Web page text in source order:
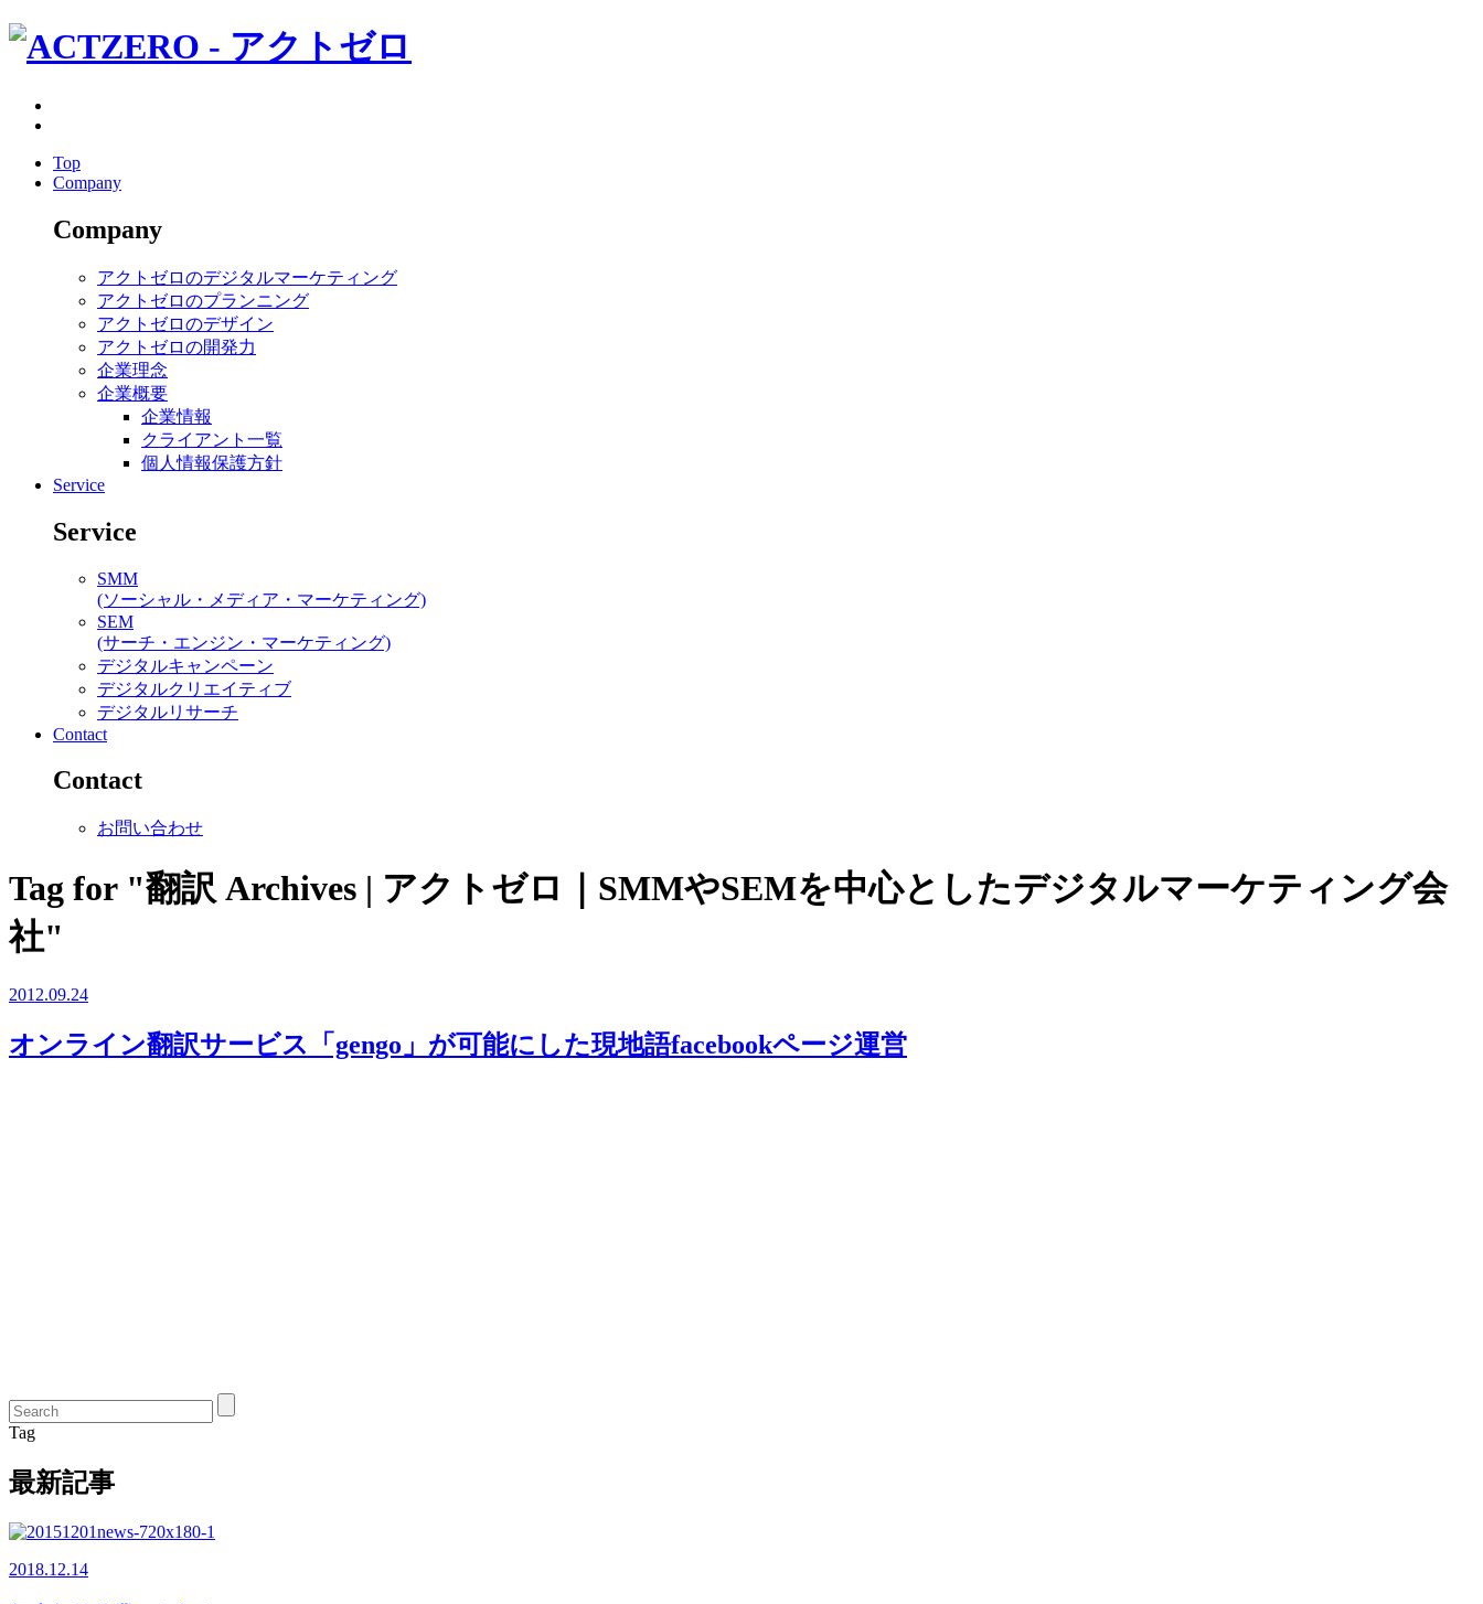
Top
Company
Company
アクトゼロのデジタルマーケティング
アクトゼロのプランニング
アクトゼロのデザイン
アクトゼロの開発力
企業理念
企業概要
企業情報
クライアント一覧
個人情報保護方針
Service
Service
SMM
(ソーシャル・メディア・マーケティング)
SEM
(サーチ・エンジン・マーケティング)
デジタルキャンペーン
デジタルクリエイティブ
デジタルリサーチ
Contact
Contact
お問い合わせ
Tag for "翻訳 Archives | アクトゼロ｜SMMやSEMを中心としたデジタルマーケティング会
社"
2012.09.24
オンライン翻訳サービス「gengo」が可能にした現地語facebookページ運営
Tag
最新記事
2018.12.14